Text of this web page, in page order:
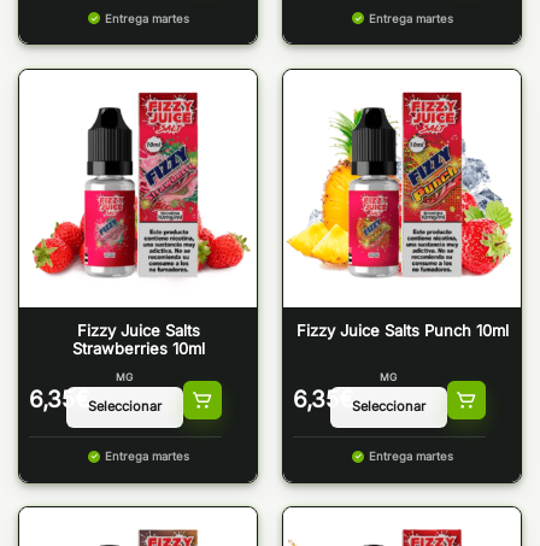
Entrega martes Entrega martes
Fizzy Juice Salts
Strawberries 10ml
6,35 €
MG
Entrega martes
Fizzy Juice Salts Punch 10ml
6,35 €
MG
Entrega martes